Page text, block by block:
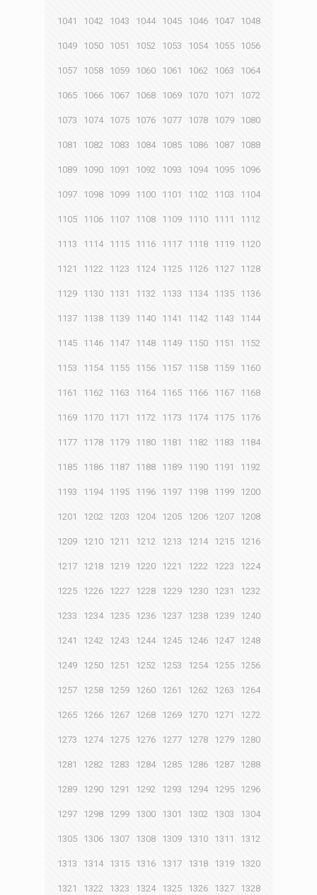
1041 1042 1043 1044 1045 1046 1047 1048
1049 1050 1051 1052 1053 1054 1055 1056
1057 1058 1059 1060 1061 1062 1063 1064
1065 1066 1067 1068 1069 1070 1071 1072
1073 1074 1075 1076 1077 1078 1079 1080
1081 1082 1083 1084 1085 1086 1087 1088
1089 1090 1091 1092 1093 1094 1095 1096
1097 1098 1099 1100 1101 1102 1103 1104
1105 1106 1107 1108 1109 1110 1111 1112
1113 1114 1115 1116 1117 1118 1119 1120
1121 1122 1123 1124 1125 1126 1127 1128
1129 1130 1131 1132 1133 1134 1135 1136
1137 1138 1139 1140 1141 1142 1143 1144
1145 1146 1147 1148 1149 1150 1151 1152
1153 1154 1155 1156 1157 1158 1159 1160
1161 1162 1163 1164 1165 1166 1167 1168
1169 1170 1171 1172 1173 1174 1175 1176
1177 1178 1179 1180 1181 1182 1183 1184
1185 1186 1187 1188 1189 1190 1191 1192
1193 1194 1195 1196 1197 1198 1199 1200
1201 1202 1203 1204 1205 1206 1207 1208
1209 1210 1211 1212 1213 1214 1215 1216
1217 1218 1219 1220 1221 1222 1223 1224
1225 1226 1227 1228 1229 1230 1231 1232
1233 1234 1235 1236 1237 1238 1239 1240
1241 1242 1243 1244 1245 1246 1247 1248
1249 1250 1251 1252 1253 1254 1255 1256
1257 1258 1259 1260 1261 1262 1263 1264
1265 1266 1267 1268 1269 1270 1271 1272
1273 1274 1275 1276 1277 1278 1279 1280
1281 1282 1283 1284 1285 1286 1287 1288
1289 1290 1291 1292 1293 1294 1295 1296
1297 1298 1299 1300 1301 1302 1303 1304
1305 1306 1307 1308 1309 1310 1311 1312
1313 1314 1315 1316 1317 1318 1319 1320
1321 1322 1323 1324 1325 1326 1327 1328